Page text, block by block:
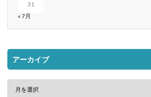
31
« 7月
アーカイブ